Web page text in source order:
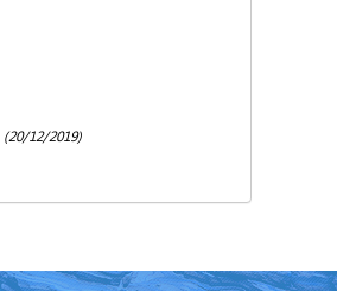
(20/12/2019)